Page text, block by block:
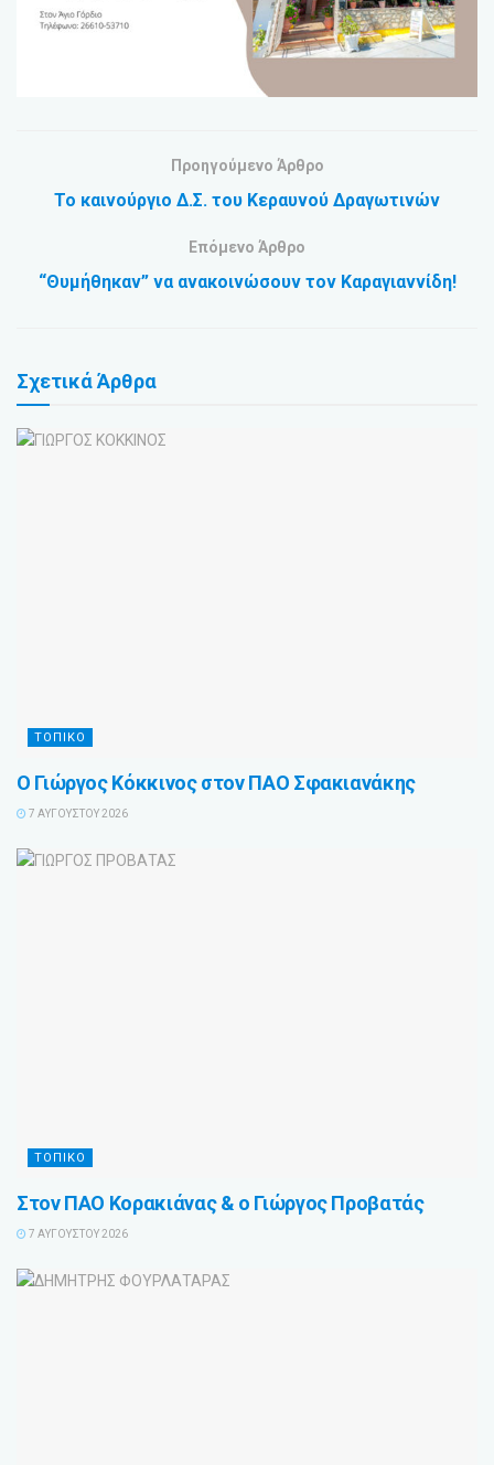
Προηγούμενο Άρθρο
Το καινούργιο Δ.Σ. του Κεραυνού Δραγωτινών
Επόμενο Άρθρο
“Θυμήθηκαν” να ανακοινώσουν τον Καραγιαννίδη!
ΣχετικάΆρθρα
ΤΟΠΙΚΟ
Ο Γιώργος Κόκκινος στον ΠΑΟ Σφακιανάκης
7 ΑΥΓΟΎΣΤΟΥ 2026
ΤΟΠΙΚΟ
Στον ΠΑΟ Κορακιάνας & ο Γιώργος Προβατάς
7 ΑΥΓΟΎΣΤΟΥ 2026